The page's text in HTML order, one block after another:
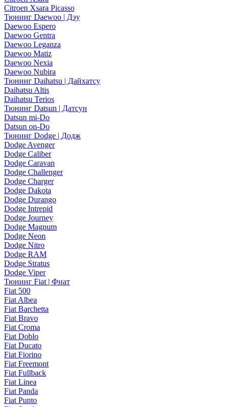
Citroen Xsara Picasso
Тюнинг Daewoo | Дэу
Daewoo Espero
Daewoo Gentra
Daewoo Leganza
Daewoo Matiz
Daewoo Nexia
Daewoo Nubira
Тюнинг Daihatsu | Дайхатсу
Daihatsu Altis
Daihatsu Terios
Тюнинг Datsun | Датсун
Datsun mi-Do
Datsun on-Do
Тюнинг Dodge | Додж
Dodge Avenger
Dodge Caliber
Dodge Caravan
Dodge Challenger
Dodge Charger
Dodge Dakota
Dodge Durango
Dodge Intrepid
Dodge Journey
Dodge Magnum
Dodge Neon
Dodge Nitro
Dodge RAM
Dodge Stratus
Dodge Viper
Тюнинг Fiat | Фиат
Fiat 500
Fiat Albea
Fiat Barchetta
Fiat Bravo
Fiat Croma
Fiat Doblo
Fiat Ducato
Fiat Fiorino
Fiat Freemont
Fiat Fullback
Fiat Linea
Fiat Panda
Fiat Punto